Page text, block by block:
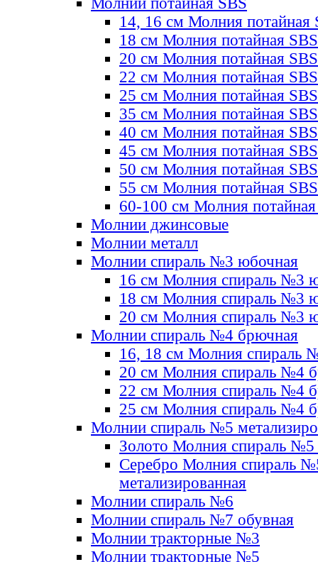
14, 16 см Молния потайная
18 см Молния потайная SBS
20 см Молния потайная SBS
22 см Молния потайная SBS
25 см Молния потайная SBS
35 см Молния потайная SBS
40 см Молния потайная SBS
45 см Молния потайная SBS
50 см Молния потайная SBS
55 см Молния потайная SBS
60-100 см Молния
Молнии джинсовые
Молнии металл
Молнии спираль №3 юбочная
16 см Молния спираль №3
18 см Молния спираль №3
20 см Молния спираль №3
Молнии спираль №4 брючная
16, 18 см Молния спираль
20 см Молния спираль №4
22 см Молния спираль №4
25 см Молния спираль №4
Молнии спираль №5
Золото Молния спираль №5
Серебро Молния спираль
метализированная
Молнии спираль №6
Молнии спираль №7 обувная
Молнии тракторные №3
Молнии тракторные №5